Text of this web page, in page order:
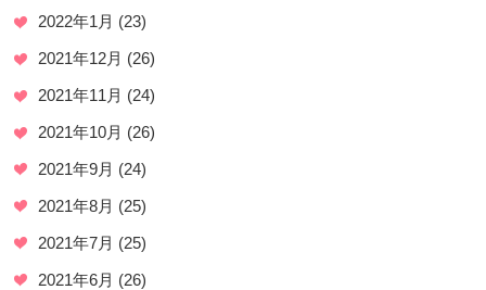
2022年1月 (23)
2021年12月 (26)
2021年11月 (24)
2021年10月 (26)
2021年9月 (24)
2021年8月 (25)
2021年7月 (25)
2021年6月 (26)